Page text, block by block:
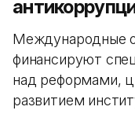
Международные
финансируют
над реформами,
развитием